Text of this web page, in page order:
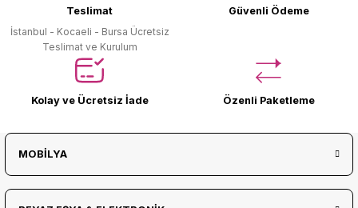
Teslimat
İstanbul - Kocaeli - Bursa Ücretsiz
Teslimat ve Kurulum
Güvenli Ödeme
Kolay ve Ücretsiz İade Özenli Paketleme
MOBİLYA